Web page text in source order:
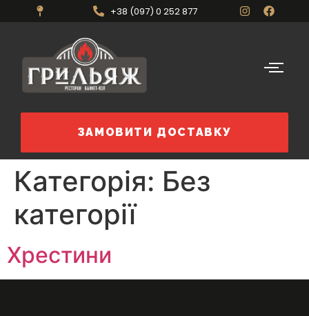
+38 (097) 0 252 877
ЗАМОВИТИ ДОСТАВКУ
Категорія: Без
категорії
Хрестини